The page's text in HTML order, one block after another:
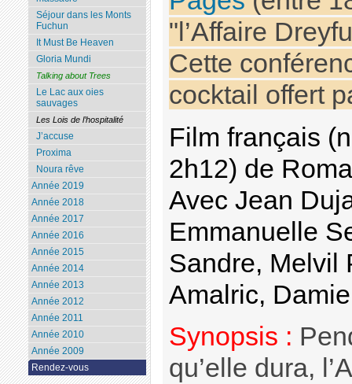
"l’Affaire
Cette
cocktail offert
Film français
2h12) de
Avec Jean
Emmanuelle
Sandre, Melvil
Amalric,
Synopsis :
qu’elle dura,
Séjour dans les Monts
Fuchun
It Must Be Heaven
Gloria Mundi
Talking about Trees
Le Lac aux oies
sauvages
Les Lois de l’hospitalité
J’accuse
Proxima
Noura rêve
Année 2019
Année 2018
Année 2017
Année 2016
Année 2015
Année 2014
Année 2013
Année 2012
Année 2011
Année 2010
Année 2009
Rendez-vous